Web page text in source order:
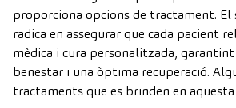
proporciona opcions de tractament. El
radica en assegurar que cada pacient
mèdica i cura personalitzada,
benestar i una òptima recuperació.
tractaments que es brinden en